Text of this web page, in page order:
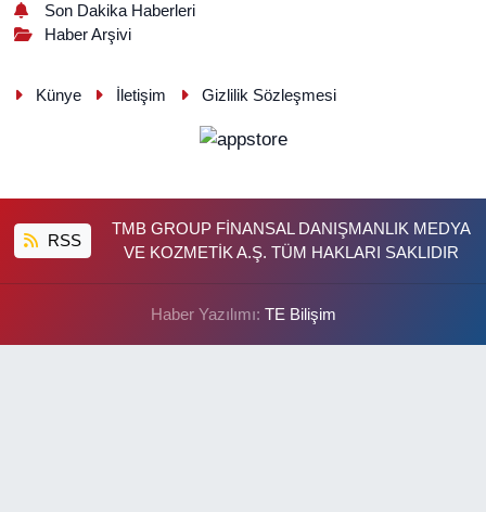
Son Dakika Haberleri
Haber Arşivi
Künye İletişim Gizlilik Sözleşmesi
RSS
TMB GROUP FİNANSAL DANIŞMANLIK MEDYA
VE KOZMETİK A.Ş. TÜM HAKLARI SAKLIDIR
Haber Yazılımı: TE Bilişim